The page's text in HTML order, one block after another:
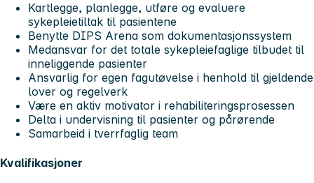
Kartlegge, planlegge, utføre og evaluere
sykepleietiltak til pasientene
Benytte DIPS Arena som dokumentasjonssystem
Medansvar for det totale sykepleiefaglige tilbudet til
inneliggende pasienter
Ansvarlig for egen fagutøvelse i henhold til gjeldende
lover og regelverk
Være en aktiv motivator i rehabiliteringsprosessen
Delta i undervisning til pasienter og pårørende
Samarbeid i tverrfaglig team
Kvalifikasjoner